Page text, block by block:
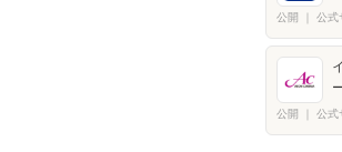
公開 公式
公開 公式